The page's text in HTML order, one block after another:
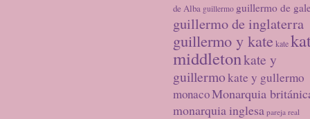
de Alba guillermo guillermo de
guillermo de inglaterra
guillermo y katekate
middletonkate y
guillermokate y gullermo
monacoMonarquia
monarquia inglesa pareja real